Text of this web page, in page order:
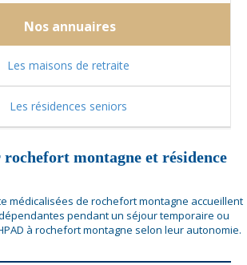
Nos annuaires
Les maisons de retraite
Les résidences seniors
montagne et résidence
médicalisées de rochefort montagne accueillent
pendant un séjour temporaire ou
à rochefort montagne selon leur autonomie.